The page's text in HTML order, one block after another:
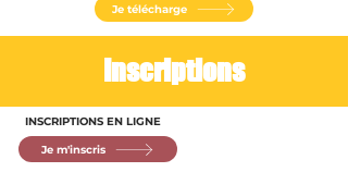
Je télécharge
Inscriptions
INSCRIPTIONS EN LIGNE
Je m'inscris